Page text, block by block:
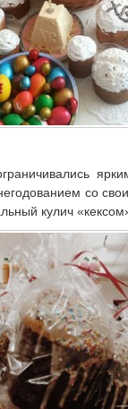
со
кулич